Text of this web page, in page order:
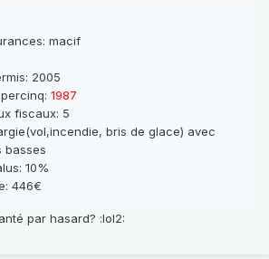
macif
2005
1987
fiscaux: 5
bris de glace) avec
basses
10%
446€
par hasard? :lol2: